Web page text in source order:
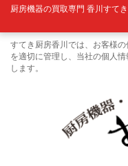
厨房機器の買取専門 香川すて
すてき厨房香川では、お客様
を適切に管理し、当社の個人
します。